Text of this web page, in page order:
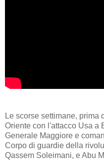
Le scorse settimane,
Oriente con l'attacco Usa a
Generale Maggiore e
Corpo di guardie della
Qassem Soleimani, e Abu